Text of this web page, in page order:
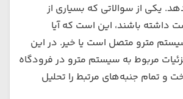
یکی از سوالاتی که بسیاری از
داشته باشند، این است که آیا
مترو متصل است یا خیر. در این
مربوط به سیستم مترو در فرودگاه
و تمام جنبه‌های مرتبط را تحلیل